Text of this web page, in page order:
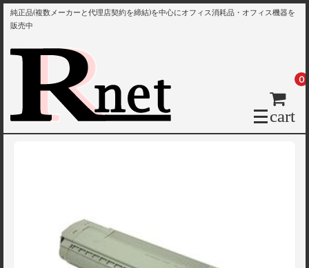
純正品(複数メーカーと代理店契約を締結)を中心にオフィス消耗品・オフィス機器を
販売中
cart
0